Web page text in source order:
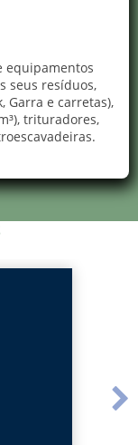
equipamentos
seus resíduos,
Garra e carretas),
trituradores,